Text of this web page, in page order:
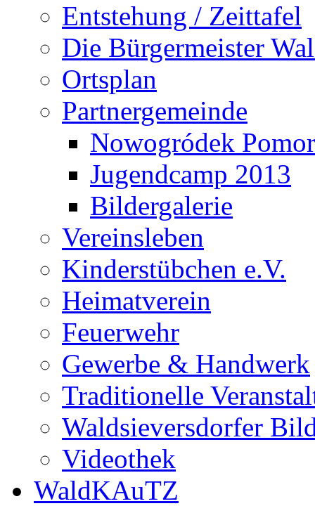
Entstehung / Zeittafel
Die Bürgermeister
Ortsplan
Partnergemeinde
Nowogródek
Jugendcamp 2013
Bildergalerie
Vereinsleben
Kinderstübchen e.V.
Heimatverein
Feuerwehr
Gewerbe & Handwerk
Traditionelle
Waldsieversdorfer
Videothek
WaldKAuTZ